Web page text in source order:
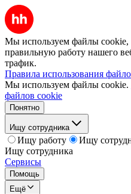
Мы используем файлы cookie,
правильную работу нашего
трафик.
Правила использования
Мы используем файлы cookie.
файлов cookie
Понятно
Ищу сотрудника
Ищу работу
Ищу
Ищу сотрудника
Сервисы
Помощь
Ещё